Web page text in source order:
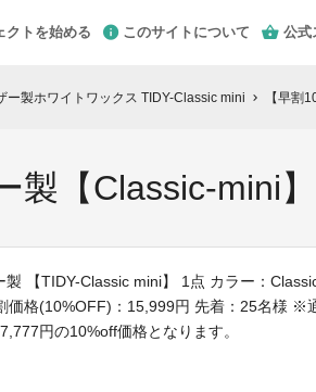
クトを始める このサイトについて 公式
製ホワイトワックス TIDY-Classic mini chevron_right 【早割
製【Classic-mini
製 【TIDY-Classic mini】 1点 カラー：
価格(10%OFF)：15,999円 先着：25名様 ※
円の10%off価格となります。